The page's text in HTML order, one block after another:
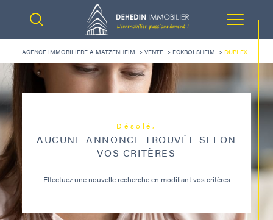
AGENCE IMMOBILIÈRE À MATZENHEIM VENTE ECKBOLSHEIM DUPLEX
Désolé,
AUCUNE ANNONCE TROUVÉE SELON
VOS CRITÈRES
Effectuez une nouvelle recherche en modifiant vos critères